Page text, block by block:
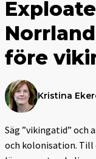
före
Kristina
Säg ”vikingatid” och
och kolonisation. Till